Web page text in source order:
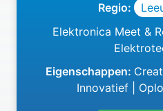
Regio:
Elektronica Meet &
Eigenschappen:
Innovatief